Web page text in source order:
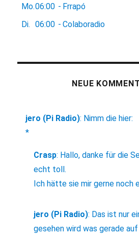
Mo.06:00 - Frrapó
Di.
06:00 - Colaboradio
NEUE
jero (Pi Radio): Nimm die hier:
*
Crasp: Hallo, danke für die
echt toll.
Ich hätte sie mir gerne noch
jero (Pi Radio): Das ist nur
gesehen wird was gerade